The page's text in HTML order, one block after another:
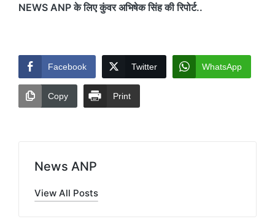
NEWS ANP के लिए कुंवर अभिषेक सिंह की रिपोर्ट..
Facebook Twitter WhatsApp
Copy Print
News ANP
View All Posts